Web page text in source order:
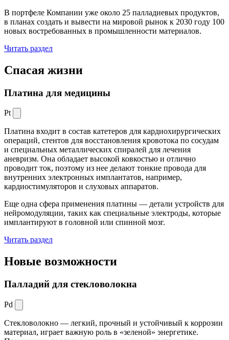
В портфеле Компании уже около 25 палладиевых продуктов,
в планах создать и вывести на мировой рынок к 2030 году 100
новых востребованных в промышленности материалов.
Читать раздел
Спасая жизни
Платина для медицины
Pt
Платина входит в состав катетеров для кардиохирургических
операций, стентов для восстановления кровотока по сосудам
и специальных металлических спиралей для лечения
аневризм. Она обладает высокой ковкостью и отлично
проводит ток, поэтому из нее делают тонкие провода для
внутренних электронных имплантатов, например,
кардиостимуляторов и слуховых аппаратов.
Еще одна сфера применения платины — детали устройств для
нейромодуляции, таких как специальные электроды, которые
имплантируют в головной или спинной мозг.
Читать раздел
Новые возможности
Палладий для стекловолокна
Pd
Стекловолокно — легкий, прочный и устойчивый к коррозии
материал, играет важную роль в «зеленой» энергетике.